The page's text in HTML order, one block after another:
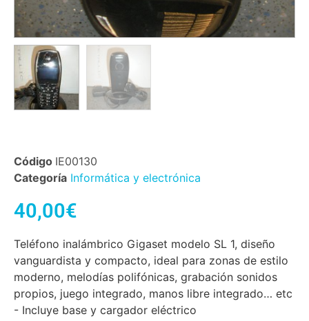
Código IE00130
Categoría Informática y electrónica
40,00€
Teléfono inalámbrico Gigaset modelo SL 1, diseño
vanguardista y compacto, ideal para zonas de estilo
moderno, melodías polifónicas, grabación sonidos
propios, juego integrado, manos libre integrado… etc
- Incluye base y cargador eléctrico